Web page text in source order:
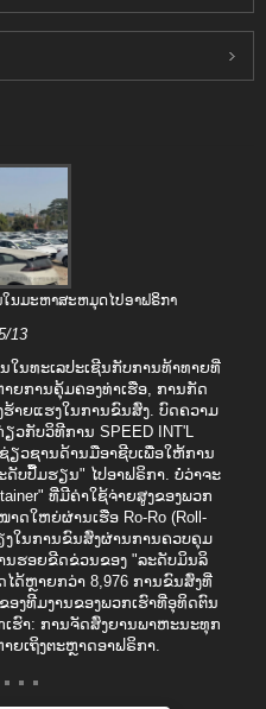
ນມະຫາສະຫມຸດໄປອາຟຣິກາ
13
ນ​ທະ​ເລ​ປະ​ເຊີນ​ກັບ​ການ​ທ້າ​ທາຍ​ທີ່​
ຍ​ການ​ຄຸ້ມ​ຄອງ​ທ່າ​ເຮືອ, ການ​ກັດ​
ຮ້າຍ​ແຮງ​ໃນ​ການ​ຂົນ​ສົ່ງ. ບົດ​ຄວາມ​
ວ​ກັບ​ວິ​ທີ​ການ SPEED INT'L
ຽວ​ຊານ​ດ້ານ​ມື​ອາ​ຊີບ​ເພື່ອ​ໃຫ້​ການ​
ບ​ປື້ມ​ຮຽນ​" ໄປ​ອາ​ຟຣິ​ກາ​. ບໍ່ວ່າຈະ
ທີ່ມີຄ່າໃຊ້ຈ່າຍສູງຂອງພວກ
ດໃຫຍ່ຜ່ານເຮືອ Ro-Ro (Roll-
ງໃນການຂົນສົ່ງຜ່ານການຄວບຄຸມ
ນຮອຍຂີດຂ່ວນຂອງ "ລະດັບມິນລິ
ດ້ຫຼາຍກວ່າ 8,976 ການຂົນສົ່ງທີ່
ອງທີມງານຂອງພວກເຮົາທີ່ອຸທິດຕົນ
ຮົາ: ການຈັດສົ່ງຍານພາຫະນະທຸກ
ຍເຖິງຕະຫຼາດອາຟຣິກາ.